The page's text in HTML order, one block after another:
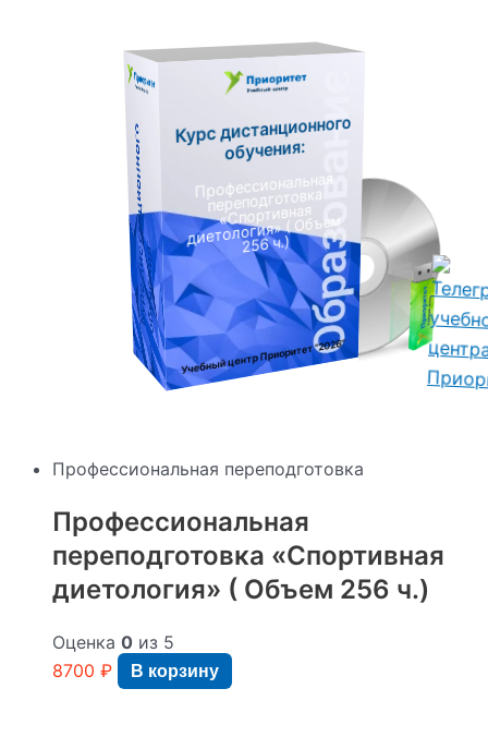
Курс дистанционного
обучения:
Профессиональная
переподготовка
«Спортивная
диетология» ( Объем
256 ч.)
Учебный центр Приоритет"2026"
К
у
р
с
д
и
с
т
а
н
ц
и
о
н
н
о
г
о
о
б
у
ч
е
н
и
я:
Профессиональная переподготовка
Профессиональная
переподготовка «Спортивная
диетология» ( Объем 256 ч.)
Оценка 0 из 5
8700 ₽ В корзину